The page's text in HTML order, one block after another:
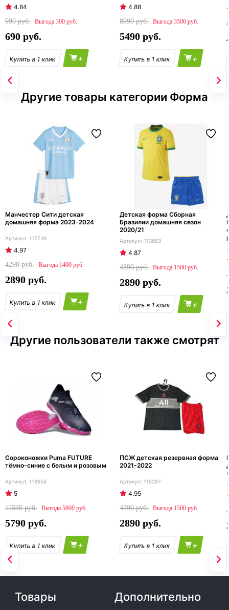
4.84
990
300
690
+
4.88
8990
3500
5490
+
Другие товары категории Форма
Манчестер Сити детская
домашняя форма 2023-2024
117739
4.97
4290
1400
2890
+
Детская форма Сборная
Бразилии домашняя сезон
2020/21
113683
4.87
4390
1500
2890
+
Другие пользователи также смотрят
Сороконожки Puma FUTURE
тёмно-синие с белым и розовым
118956
5
11590
5800
5790
+
ПСЖ детская резервная форма
2021-2022
115287
4.95
4390
1500
2890
+
Товары Дополнительно